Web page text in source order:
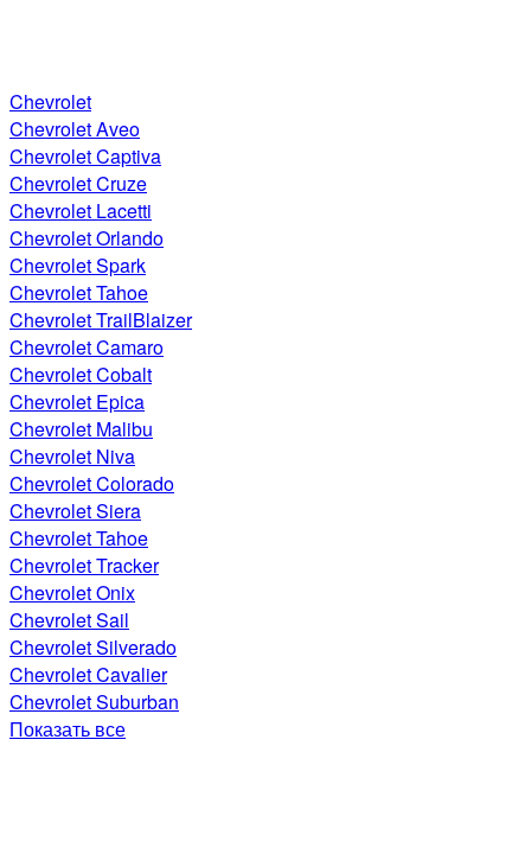
Chevrolet
Chevrolet Aveo
Chevrolet Captiva
Chevrolet Cruze
Chevrolet Lacetti
Chevrolet Orlando
Chevrolet Spark
Chevrolet Tahoe
Chevrolet TrailBlaizer
Chevrolet Camaro
Chevrolet Cobalt
Chevrolet Epica
Chevrolet Malibu
Chevrolet Niva
Chevrolet Colorado
Chevrolet Siera
Chevrolet Tahoe
Chevrolet Tracker
Chevrolet Onix
Chevrolet Sail
Chevrolet Silverado
Chevrolet Cavalier
Chevrolet Suburban
Показать все